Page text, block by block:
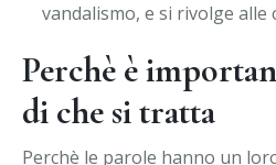
vandalismo, e si rivolge alle
Perchè è
di che si tratta
Perchè le parole hanno un